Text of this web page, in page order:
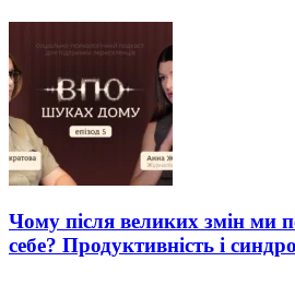
Чому після великих змін ми
себе? Продуктивність і